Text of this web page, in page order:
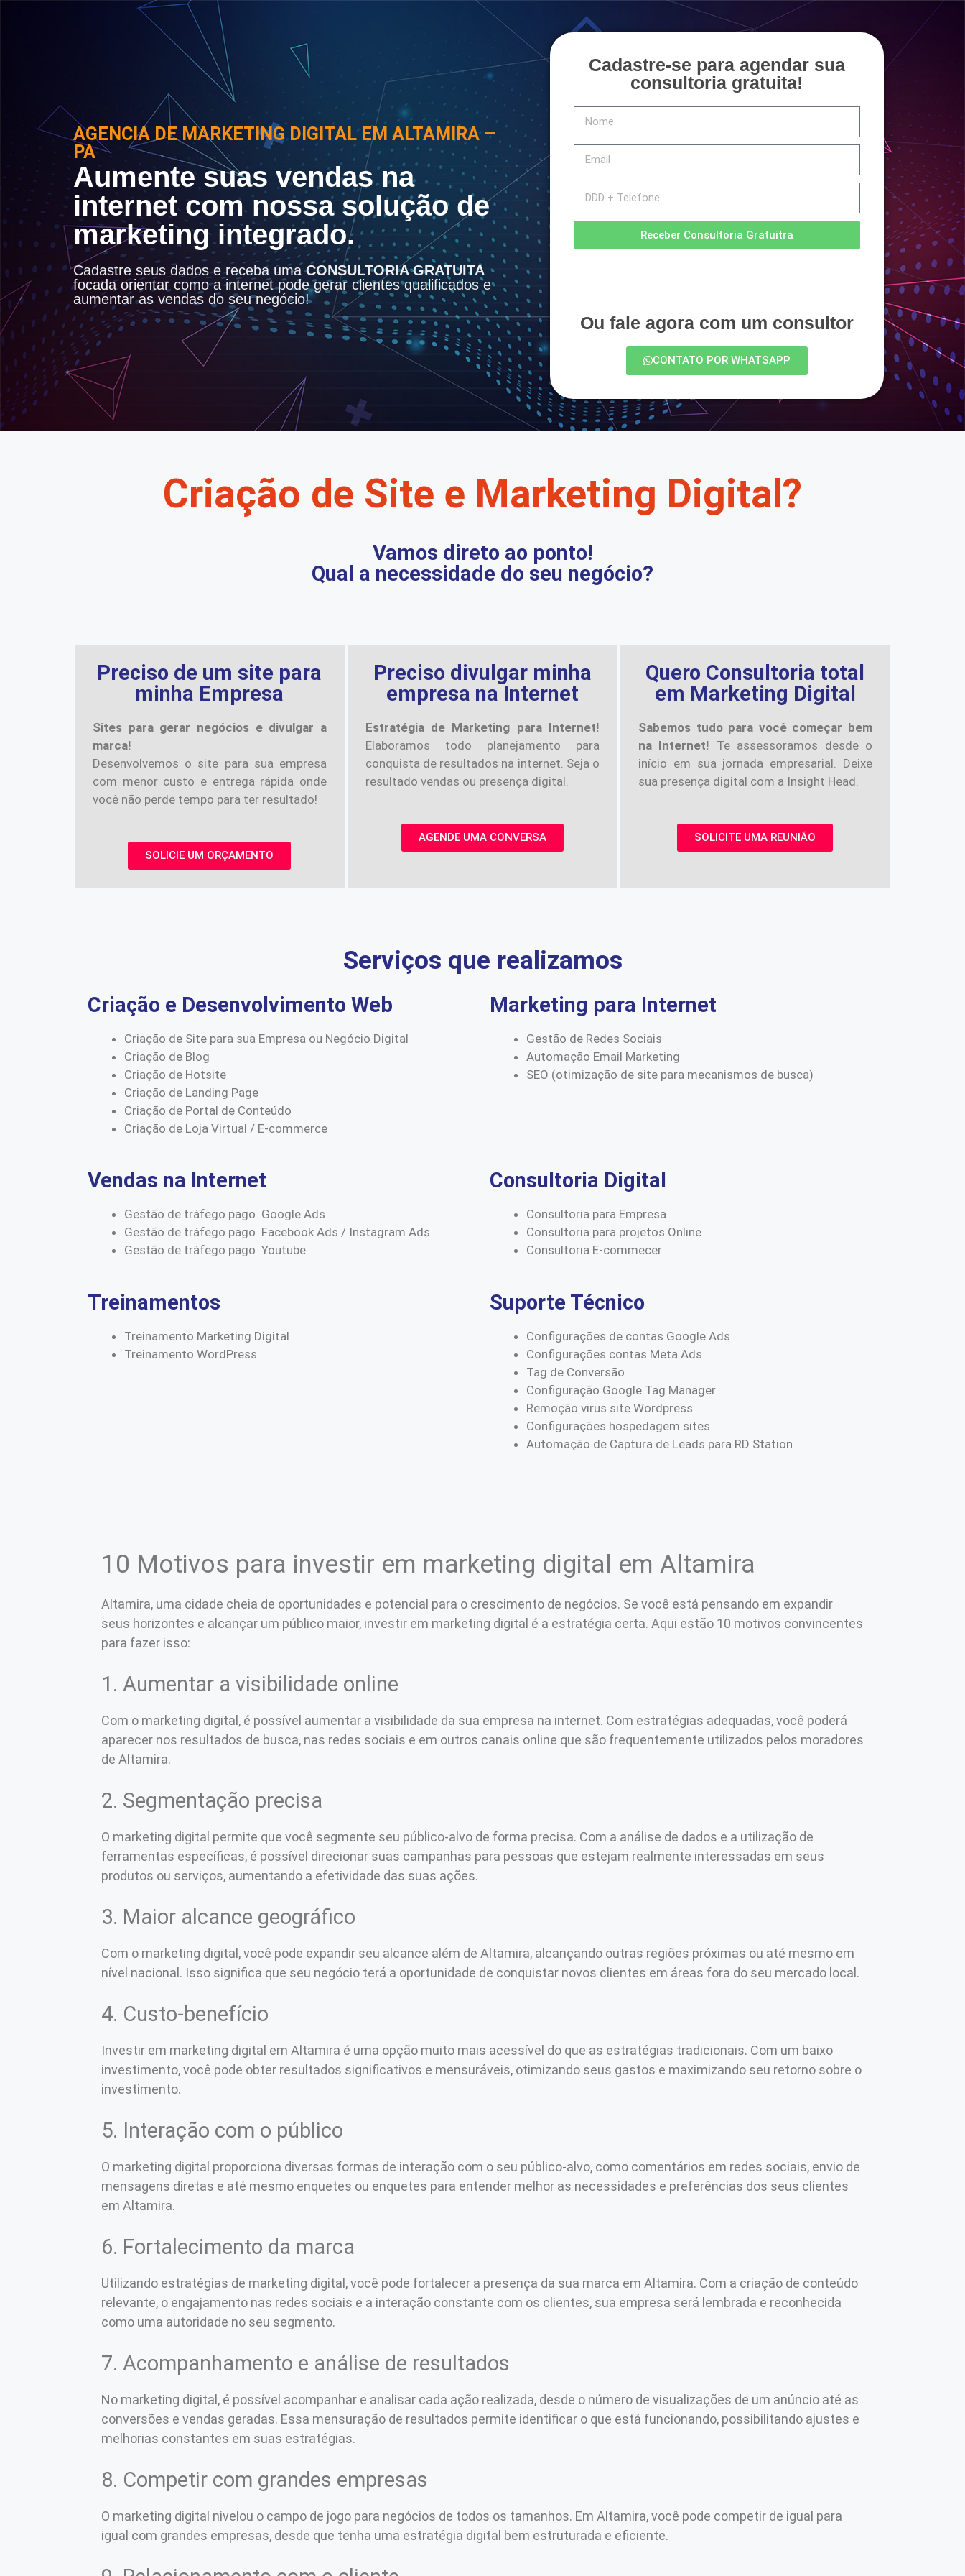
AGENCIA DE MARKETING DIGITAL EM ALTAMIRA –
PA
Aumente suas vendas na
internet com nossa solução de
marketing integrado.
Cadastre seus dados e receba umaCONSULTORIA GRATUITA
focada orientar como a internet pode gerar clientes qualificados e
aumentar as vendas do seu negócio!
Cadastre-se para agendar sua
consultoria gratuita!
Receber Consultoria Gratuitra
Ou fale agora com um consultor
CONTATO POR WHATSAPP
Criação de Site e Marketing Digital?
Vamos direto ao ponto!
Qual a necessidade do seu negócio?
Preciso de um site para
minha Empresa
Sites para gerar negócios e divulgar a
marca!
Desenvolvemos o site para sua empresa
com menor custo e entrega rápida onde
você não perde tempo para ter resultado!
SOLICIE UM ORÇAMENTO
Preciso divulgar minha
empresa na Internet
Estratégia de Marketing para Internet!
Elaboramos todo planejamento para
conquista de resultados na internet. Seja o
resultado vendas ou presença digital.
AGENDE UMA CONVERSA
Quero Consultoria total
em Marketing Digital
Sabemos tudo para você começar bem
na Internet! Te assessoramos desde o
início em sua jornada empresarial. Deixe
sua presença digital com a Insight Head.
SOLICITE UMA REUNIÃO
Serviços que realizamos
Criação e Desenvolvimento Web
Criação de Site para sua Empresa ou Negócio Digital
Criação de Blog
Criação de Hotsite
Criação de Landing Page
Criação de Portal de Conteúdo
Criação de Loja Virtual / E-commerce
Marketing para Internet
Gestão de Redes Sociais
Automação Email Marketing
SEO (otimização de site para mecanismos de busca)
Vendas na Internet
Gestão de tráfego pago Google Ads
Gestão de tráfego pago Facebook Ads / Instagram Ads
Gestão de tráfego pago Youtube
Consultoria Digital
Consultoria para Empresa
Consultoria para projetos Online
Consultoria E-commecer
Treinamentos
Treinamento Marketing Digital
Treinamento WordPress
Suporte Técnico
Configurações de contas Google Ads
Configurações contas Meta Ads
Tag de Conversão
Configuração Google Tag Manager
Remoção virus site Wordpress
Configurações hospedagem sites
Automação de Captura de Leads para RD Station
10 Motivos para investir em marketing digital em Altamira
Altamira, uma cidade cheia de oportunidades e potencial para o crescimento de negócios. Se você está pensando em expandir
seus horizontes e alcançar um público maior, investir em marketing digital é a estratégia certa. Aqui estão 10 motivos convincentes
para fazer isso:
1. Aumentar a visibilidade online
Com o marketing digital, é possível aumentar a visibilidade da sua empresa na internet. Com estratégias adequadas, você poderá
aparecer nos resultados de busca, nas redes sociais e em outros canais online que são frequentemente utilizados pelos moradores
de Altamira.
2. Segmentação precisa
O marketing digital permite que você segmente seu público-alvo de forma precisa. Com a análise de dados e a utilização de
ferramentas específicas, é possível direcionar suas campanhas para pessoas que estejam realmente interessadas em seus
produtos ou serviços, aumentando a efetividade das suas ações.
3. Maior alcance geográfico
Com o marketing digital, você pode expandir seu alcance além de Altamira, alcançando outras regiões próximas ou até mesmo em
nível nacional. Isso significa que seu negócio terá a oportunidade de conquistar novos clientes em áreas fora do seu mercado local.
4. Custo-benefício
Investir em marketing digital em Altamira é uma opção muito mais acessível do que as estratégias tradicionais. Com um baixo
investimento, você pode obter resultados significativos e mensuráveis, otimizando seus gastos e maximizando seu retorno sobre o
investimento.
5. Interação com o público
O marketing digital proporciona diversas formas de interação com o seu público-alvo, como comentários em redes sociais, envio de
mensagens diretas e até mesmo enquetes ou enquetes para entender melhor as necessidades e preferências dos seus clientes
em Altamira.
6. Fortalecimento da marca
Utilizando estratégias de marketing digital, você pode fortalecer a presença da sua marca em Altamira. Com a criação de conteúdo
relevante, o engajamento nas redes sociais e a interação constante com os clientes, sua empresa será lembrada e reconhecida
como uma autoridade no seu segmento.
7. Acompanhamento e análise de resultados
No marketing digital, é possível acompanhar e analisar cada ação realizada, desde o número de visualizações de um anúncio até as
conversões e vendas geradas. Essa mensuração de resultados permite identificar o que está funcionando, possibilitando ajustes e
melhorias constantes em suas estratégias.
8. Competir com grandes empresas
O marketing digital nivelou o campo de jogo para negócios de todos os tamanhos. Em Altamira, você pode competir de igual para
igual com grandes empresas, desde que tenha uma estratégia digital bem estruturada e eficiente.